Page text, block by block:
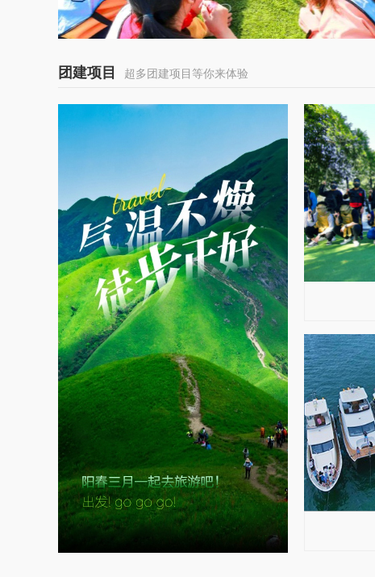
团建项目 超多团建项目等你来体验